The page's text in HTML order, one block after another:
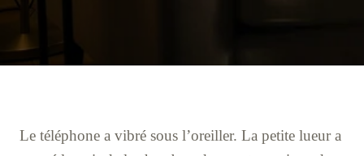
Le téléphone a vibré sous l’oreiller. La petite lueur a